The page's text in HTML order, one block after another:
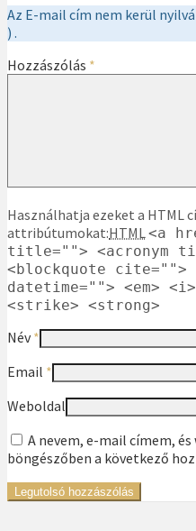
Az E-mail cím nem kerül
) .
Hozzászólás *
Használhatja ezeket a HTML
attribútumokat:HTML<a
title=""> <acronym
<blockquote cite="">
datetime=""> <em>
<strike> <strong>
Név*
Email *
Weboldal
A nevem, e-mail címem,
böngészőben a következő